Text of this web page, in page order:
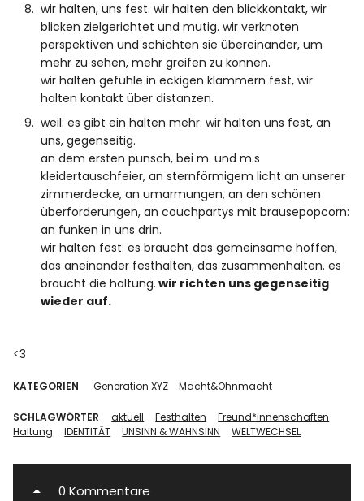
wir halten, uns fest. wir halten den blickkontakt, wir
blicken zielgerichtet und mutig. wir verknoten
perspektiven und schichten sie übereinander, um
mehr zu sehen, mehr greifen zu können.
wir halten gefühle in eckigen klammern fest, wir
halten kontakt über distanzen.
weil: es gibt ein halten mehr. wir halten uns fest, an
uns, gegenseitig.
an dem ersten punsch, bei m. und m.s
kleidertauschfeier, an sternförmigem licht an unserer
zimmerdecke, an umarmungen, an den schönen
überforderungen, an couchpartys mit brausepopcorn:
an funken in uns drin.
wir halten fest: es braucht das gemeinsame hoffen,
das aneinander festhalten, das zusammenhalten. es
braucht die haltung. wir richten uns gegenseitig
wieder auf.
<3
KATEGORIEN Generation XYZ Macht&Ohnmacht
SCHLAGWÖRTER aktuell Festhalten
Freund*innenschaften
Haltung
IDENTITÄT UNSINN & WAHNSINN WELTWECHSEL
0 Kommentare